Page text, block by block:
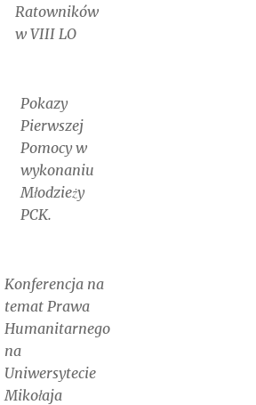
Ratowników
w VIII LO
Pokazy
Pierwszej
Pomocy w
wykonaniu
Młodzieży
PCK.
Konferencja na
temat Prawa
Humanitarnego
na
Uniwersytecie
Mikołaja